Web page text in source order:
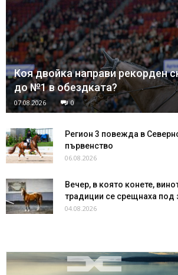
Коя двойка направи рекорден
до №1 в обездката?
07.08.2026 0
Регион 3 повежда в
първенство
06.08.2026
Вечер, в която конете,
традиции се срещнаха под
04.08.2026